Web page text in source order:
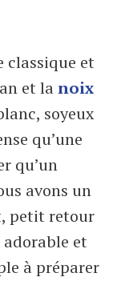
classique et
et lanoix
soyeux
qu’une
qu’un
avons un
petit retour
adorable et
à préparer